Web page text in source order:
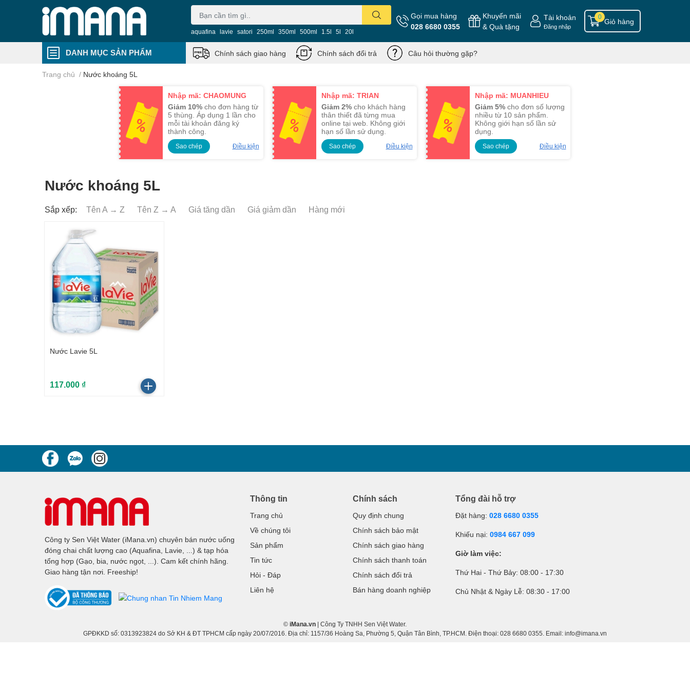
aquafina lavie satori 250ml 350ml 500ml 1.5l 5l 20l
Gọi mua hàng
028 6680 0355
Khuyến mãi
& Quà tặng
Tài khoản
Đăng nhập
Giỏ hàng
0
DANH MỤC SẢN PHẨM Chính sách giao hàng Chính sách đổi trả Câu hỏi thường gặp?
Trang chủ / Nước khoáng 5L
Nhập mã: CHAOMUNG
Giảm 10%cho đơn hàng từ
5 thùng. Áp dụng 1 lần cho
mỗi tài khoản đăng ký
thành công.
Sao chép Điều kiện
Nhập mã: TRIAN
Giảm 2%cho khách hàng
thân thiết đã từng mua
online tại web. Không giới
hạn số lần sử dụng.
Sao chép Điều kiện
Nhập mã: MUANHIEU
Giảm 5%cho đơn số lượng
nhiều từ 10 sản phẩm.
Không giới hạn số lần sử
dụng.
Sao chép Điều kiện
Nước khoáng 5L
Sắp xếp: Tên A → Z Tên Z → A Giá tăng dần Giá giảm dần Hàng mới
Nước Lavie 5L
117.000 ₫
Công ty Sen Việt Water (iMana.vn) chuyên bán nước uống
đóng chai chất lượng cao (Aquafina, Lavie, ...) & tạp hóa
tổng hợp (Gạo, bia, nước ngọt, ...). Cam kết chính hãng.
Giao hàng tận nơi. Freeship!
Thông tin
Trang chủ
Về chúng tôi
Sản phẩm
Tin tức
Hỏi - Đáp
Liên hệ
Chính sách
Quy định chung
Chính sách bảo mật
Chính sách giao hàng
Chính sách thanh toán
Chính sách đổi trả
Bán hàng doanh nghiệp
Tổng đài hỗ trợ
Đặt hàng: 028 6680 0355
Khiếu nại: 0984 667 099
Giờ làm việc:
Thứ Hai - Thứ Bảy: 08:00 - 17:30
Chủ Nhật & Ngày Lễ: 08:30 - 17:00
© iMana.vn | Công Ty TNHH Sen Việt Water.
GPĐKKD số: 0313923824 do Sở KH & ĐT TPHCM cấp ngày 20/07/2016. Địa chỉ: 1157/36 Hoàng Sa, Phường 5, Quận Tân Bình, TP.HCM. Điện thoại: 028 6680 0355. Email: info@imana.vn